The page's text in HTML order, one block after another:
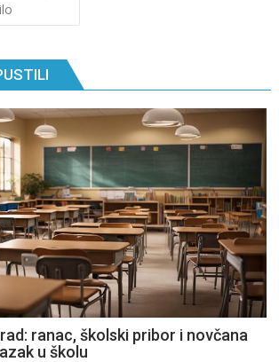
ranac, školski pribor i novčana
u školu